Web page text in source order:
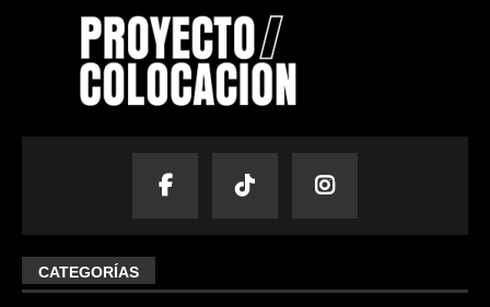
CATEGORÍAS